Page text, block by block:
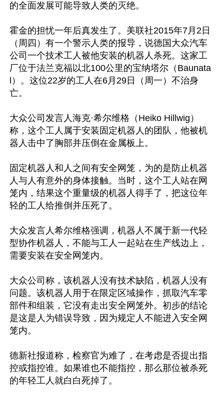
的全面发展可能导致人类的灭绝。
霍金的担忧一年后真发生了。美联社2015年7月2日
（周四）有一个警示人类的报导，说德国大众汽车
公司一个技术工人被他安装的机器人杀死。这家工
厂位于法兰克福以北100公里的宝纳塔尔（Baunata
l）。这位22岁的工人在6月29日（周一）不治身
亡。
大众公司发言人海克·希尔维格（Heiko Hillwig）
称，这个工人属于安装固定机器人的团队，他被机
器人击中了胸部并压倒在金属板上。
固定机器人和人之间有安全网笼，为的是防止机器
人与人有意外的身体接触。当时，这个工人站在网
笼内，结果这个重量级的机器人得手了，把这位年
轻的工人给推倒并压死了。
大众发言人希尔维格强调，机器人不属于新一代轻
型协作机器人，不能与工人一起站在生产线边上，
需要安装在安全网笼内。
大众公司称，该机器人没有技术缺陷，机器人没有
问题。该机器人用于在限定区域操作，抓取汽车零
部件和组装，它没有走出安全网笼外。初步的结论
是这是人为错误导致，因为规定人不能进入安全网
笼内。
德新社报道称，检察官为难了，在考虑是否提出指
控或指控谁。如果谁也不能指控，那么那位被杀死
的年轻工人就白白死掉了。